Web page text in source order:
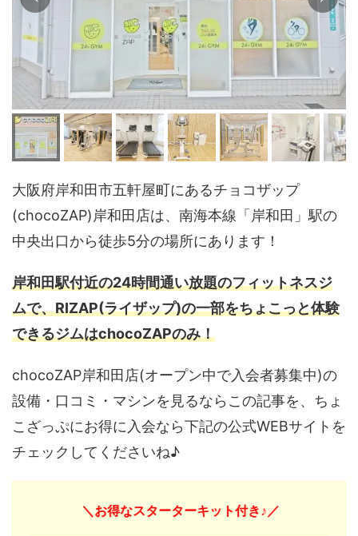
大阪府岸和田市五軒屋町にあるチョコザップ
(chocoZAP)岸和田店は、南海本線「岸和田」駅の
中央出口から徒歩5分の場所にあります！
岸和田駅付近の24時間通い放題のフィットネスジ
ムで、RIZAP(ライザップ)の一部をちょこっと体験
できるジムはchocoZAPのみ！
chocoZAP岸和田店(オープン中で入会者募集中)の
設備・口コミ・マシンを見るならこの記事を、ちょ
こざっぷにお得に入会なら下記の公式WEBサイトを
チェックしてくださいね♪
＼お得なスターターキット付き♪／